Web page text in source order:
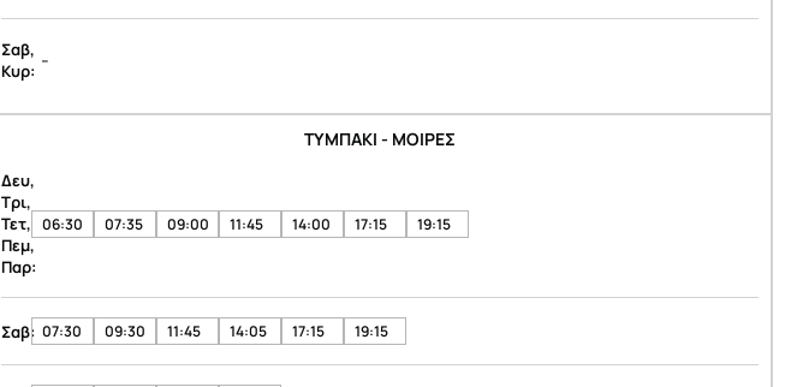
Σαβ,
Κυρ: -
ΤΥΜΠΑΚΙ - ΜΟΙΡΕΣ
Δευ,
Τρι,
Τετ,
Πεμ,
Παρ:
06:30 07:35 09:00 11:45 14:00 17:15 19:15
Σαβ: 07:30 09:30 11:45 14:05 17:15 19:15